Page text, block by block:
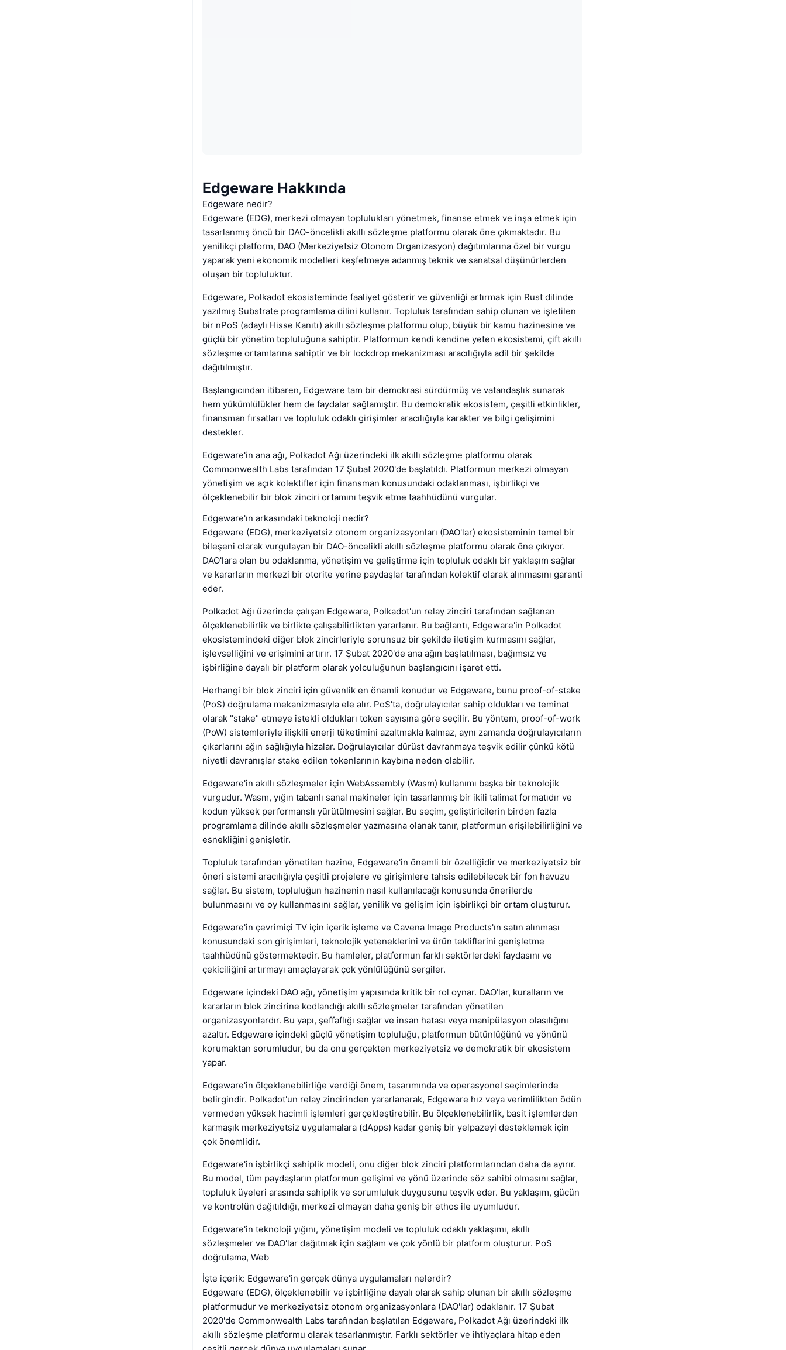
Edgeware Hakkında
Edgeware nedir?
Edgeware (EDG), merkezi olmayan toplulukları yönetmek, finanse etmek ve inşa etmek için
tasarlanmış öncü bir DAO-öncelikli akıllı sözleşme platformu olarak öne çıkmaktadır. Bu
yenilikçi platform, DAO (Merkeziyetsiz Otonom Organizasyon) dağıtımlarına özel bir vurgu
yaparak yeni ekonomik modelleri keşfetmeye adanmış teknik ve sanatsal düşünürlerden
oluşan bir topluluktur.
Edgeware, Polkadot ekosisteminde faaliyet gösterir ve güvenliği artırmak için Rust dilinde
yazılmış Substrate programlama dilini kullanır. Topluluk tarafından sahip olunan ve işletilen
bir nPoS (adaylı Hisse Kanıtı) akıllı sözleşme platformu olup, büyük bir kamu hazinesine ve
güçlü bir yönetim topluluğuna sahiptir. Platformun kendi kendine yeten ekosistemi, çift akıllı
sözleşme ortamlarına sahiptir ve bir lockdrop mekanizması aracılığıyla adil bir şekilde
dağıtılmıştır.
Başlangıcından itibaren, Edgeware tam bir demokrasi sürdürmüş ve vatandaşlık sunarak
hem yükümlülükler hem de faydalar sağlamıştır. Bu demokratik ekosistem, çeşitli etkinlikler,
finansman fırsatları ve topluluk odaklı girişimler aracılığıyla karakter ve bilgi gelişimini
destekler.
Edgeware'in ana ağı, Polkadot Ağı üzerindeki ilk akıllı sözleşme platformu olarak
Commonwealth Labs tarafından 17 Şubat 2020'de başlatıldı. Platformun merkezi olmayan
yönetişim ve açık kolektifler için finansman konusundaki odaklanması, işbirlikçi ve
ölçeklenebilir bir blok zinciri ortamını teşvik etme taahhüdünü vurgular.
Edgeware'ın arkasındaki teknoloji nedir?
Edgeware (EDG), merkeziyetsiz otonom organizasyonları (DAO'lar) ekosisteminin temel bir
bileşeni olarak vurgulayan bir DAO-öncelikli akıllı sözleşme platformu olarak öne çıkıyor.
DAO'lara olan bu odaklanma, yönetişim ve geliştirme için topluluk odaklı bir yaklaşım sağlar
ve kararların merkezi bir otorite yerine paydaşlar tarafından kolektif olarak alınmasını garanti
eder.
Polkadot Ağı üzerinde çalışan Edgeware, Polkadot'un relay zinciri tarafından sağlanan
ölçeklenebilirlik ve birlikte çalışabilirlikten yararlanır. Bu bağlantı, Edgeware'in Polkadot
ekosistemindeki diğer blok zincirleriyle sorunsuz bir şekilde iletişim kurmasını sağlar,
işlevselliğini ve erişimini artırır. 17 Şubat 2020'de ana ağın başlatılması, bağımsız ve
işbirliğine dayalı bir platform olarak yolculuğunun başlangıcını işaret etti.
Herhangi bir blok zinciri için güvenlik en önemli konudur ve Edgeware, bunu proof-of-stake
(PoS) doğrulama mekanizmasıyla ele alır. PoS'ta, doğrulayıcılar sahip oldukları ve teminat
olarak "stake" etmeye istekli oldukları token sayısına göre seçilir. Bu yöntem, proof-of-work
(PoW) sistemleriyle ilişkili enerji tüketimini azaltmakla kalmaz, aynı zamanda doğrulayıcıların
çıkarlarını ağın sağlığıyla hizalar. Doğrulayıcılar dürüst davranmaya teşvik edilir çünkü kötü
niyetli davranışlar stake edilen tokenlarının kaybına neden olabilir.
Edgeware'in akıllı sözleşmeler için WebAssembly (Wasm) kullanımı başka bir teknolojik
vurgudur. Wasm, yığın tabanlı sanal makineler için tasarlanmış bir ikili talimat formatıdır ve
kodun yüksek performanslı yürütülmesini sağlar. Bu seçim, geliştiricilerin birden fazla
programlama dilinde akıllı sözleşmeler yazmasına olanak tanır, platformun erişilebilirliğini ve
esnekliğini genişletir.
Topluluk tarafından yönetilen hazine, Edgeware'in önemli bir özelliğidir ve merkeziyetsiz bir
öneri sistemi aracılığıyla çeşitli projelere ve girişimlere tahsis edilebilecek bir fon havuzu
sağlar. Bu sistem, topluluğun hazinenin nasıl kullanılacağı konusunda önerilerde
bulunmasını ve oy kullanmasını sağlar, yenilik ve gelişim için işbirlikçi bir ortam oluşturur.
Edgeware'in çevrimiçi TV için içerik işleme ve Cavena Image Products'ın satın alınması
konusundaki son girişimleri, teknolojik yeteneklerini ve ürün tekliflerini genişletme
taahhüdünü göstermektedir. Bu hamleler, platformun farklı sektörlerdeki faydasını ve
çekiciliğini artırmayı amaçlayarak çok yönlülüğünü sergiler.
Edgeware içindeki DAO ağı, yönetişim yapısında kritik bir rol oynar. DAO'lar, kuralların ve
kararların blok zincirine kodlandığı akıllı sözleşmeler tarafından yönetilen
organizasyonlardır. Bu yapı, şeffaflığı sağlar ve insan hatası veya manipülasyon olasılığını
azaltır. Edgeware içindeki güçlü yönetişim topluluğu, platformun bütünlüğünü ve yönünü
korumaktan sorumludur, bu da onu gerçekten merkeziyetsiz ve demokratik bir ekosistem
yapar.
Edgeware'in ölçeklenebilirliğe verdiği önem, tasarımında ve operasyonel seçimlerinde
belirgindir. Polkadot'un relay zincirinden yararlanarak, Edgeware hız veya verimlilikten ödün
vermeden yüksek hacimli işlemleri gerçekleştirebilir. Bu ölçeklenebilirlik, basit işlemlerden
karmaşık merkeziyetsiz uygulamalara (dApps) kadar geniş bir yelpazeyi desteklemek için
çok önemlidir.
Edgeware'in işbirlikçi sahiplik modeli, onu diğer blok zinciri platformlarından daha da ayırır.
Bu model, tüm paydaşların platformun gelişimi ve yönü üzerinde söz sahibi olmasını sağlar,
topluluk üyeleri arasında sahiplik ve sorumluluk duygusunu teşvik eder. Bu yaklaşım, gücün
ve kontrolün dağıtıldığı, merkezi olmayan daha geniş bir ethos ile uyumludur.
Edgeware'in teknoloji yığını, yönetişim modeli ve topluluk odaklı yaklaşımı, akıllı
sözleşmeler ve DAO'lar dağıtmak için sağlam ve çok yönlü bir platform oluşturur. PoS
doğrulama, Web
İşte içerik: Edgeware'in gerçek dünya uygulamaları nelerdir?
Edgeware (EDG), ölçeklenebilir ve işbirliğine dayalı olarak sahip olunan bir akıllı sözleşme
platformudur ve merkeziyetsiz otonom organizasyonlara (DAO'lar) odaklanır. 17 Şubat
2020'de Commonwealth Labs tarafından başlatılan Edgeware, Polkadot Ağı üzerindeki ilk
akıllı sözleşme platformu olarak tasarlanmıştır. Farklı sektörler ve ihtiyaçlara hitap eden